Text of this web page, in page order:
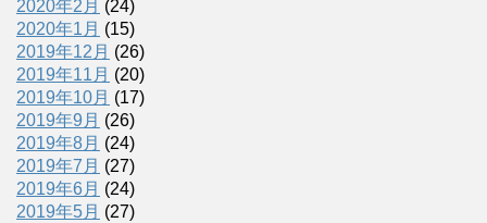
2020年2月 (24)
2020年1月 (15)
2019年12月 (26)
2019年11月 (20)
2019年10月 (17)
2019年9月 (26)
2019年8月 (24)
2019年7月 (27)
2019年6月 (24)
2019年5月 (27)